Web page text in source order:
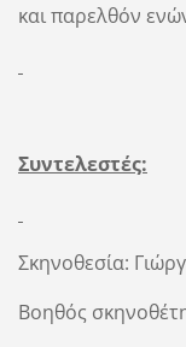
και παρελθόν
Συντελεστές:
Σκηνοθεσία:
Βοηθός